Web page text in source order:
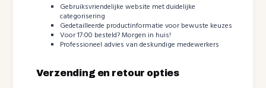
Gebruiksvriendelijke website met duidelijke
categorisering
Gedetailleerde productinformatie voor bewuste keuzes
Voor 17:00 besteld? Morgen in huis!
Professioneel advies van deskundige medewerkers
Verzending en retour opties